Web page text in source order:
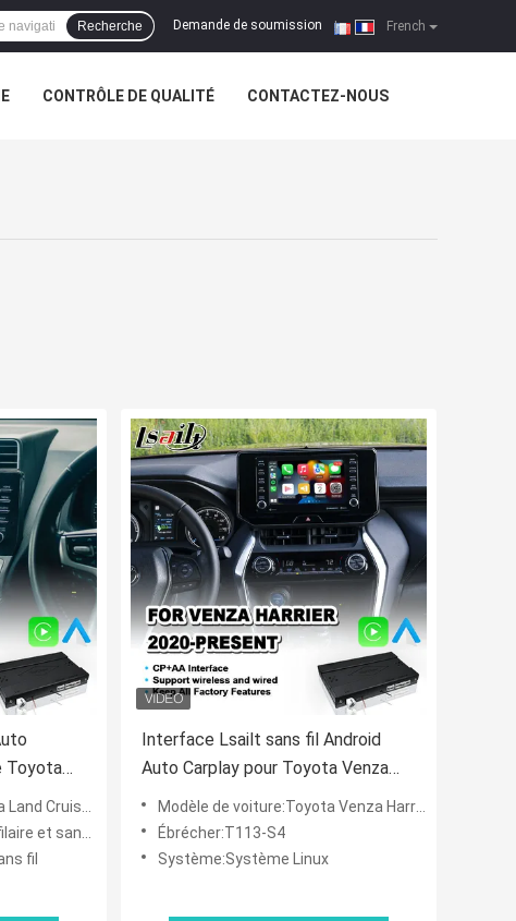
French
Demande de soumission |
Recherche
CONTRÔLE DE QUALITÉ CONTACTEZ-NOUS
Toyota
2020 et
2020 à aujourd'hui
et sans fil
fil
Interface Lsailt sans fil Android
Auto Carplay pour Toyota Venza
Harrier 2020-Présent
Modèle de voiture:Toyota Venza Harrier 2020 à aujourd'hui
Ébrécher:T113-S4
Système:Système Linux